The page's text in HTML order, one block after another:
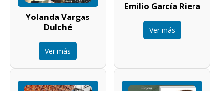
Yolanda Vargas
Dulché
Ver más
Emilio García Riera
Ver más